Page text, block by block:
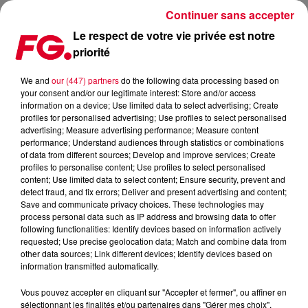
100% NAKED
Publié : 6 juin 2018 à 17h10 par La rédaction
Le respect de votre vie privée est notre
priorité
We and our (447) partnersdo the following data processing based on
your consent and/or our legitimate interest: Store and/or access
information on a device; Use limited data to select advertising; Create
profiles for personalised advertising; Use profiles to select personalised
advertising; Measure advertising performance; Measure content
performance; Understand audiences through statistics or combinations
of data from different sources; Develop and improve services; Create
profiles to personalise content; Use profiles to select personalised
content; Use limited data to select content; Ensure security, prevent and
detect fraud, and fix errors; Deliver and present advertising and content;
Save and communicate privacy choices. These technologies may
process personal data such as IP address and browsing data to offer
following functionalities: Identify devices based on information actively
requested; Use precise geolocation data; Match and combine data from
other data sources; Link different devices; Identify devices based on
information transmitted automatically.
Vous pouvez accepter en cliquant sur "Accepter et fermer", ou affiner en
sélectionnant les finalités et/ou partenaires dans "Gérer mes choix".
Continuer sans accepter